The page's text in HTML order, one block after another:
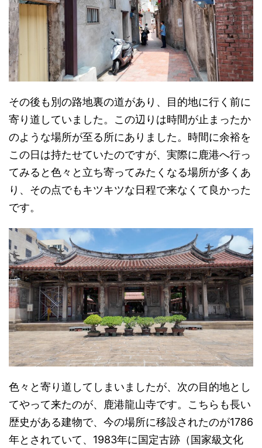
その後も別の路地裏の道があり、目的地に行く前に
寄り道していました。この辺りは時間が止まったか
のような場所が至る所にありました。時間に余裕を
この日は持たせていたのですが、実際に鹿港へ行っ
てみると色々と立ち寄ってみたくなる場所が多くあ
り、その点でもキツキツな日程で来なくて良かった
です。
色々と寄り道してしまいましたが、次の目的地とし
てやって来たのが、鹿港龍山寺です。こちらも長い
歴史がある建物で、今の場所に移設されたのが1786
年とされていて、1983年に国定古跡（国家級文化